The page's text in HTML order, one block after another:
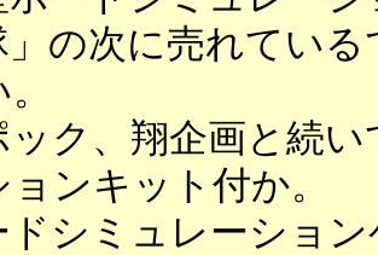
」の次に売れてい
ク、翔企画と続い
ンキット付か。
シミュレーション